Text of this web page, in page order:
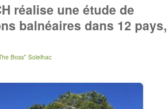
réalise une étude de
balnéaires dans 12 pays,
Boss" Solelhac